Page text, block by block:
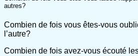
autres?
Combien de fois vous êtes-vous
l’autre?
Combien de fois avez-vous écouté